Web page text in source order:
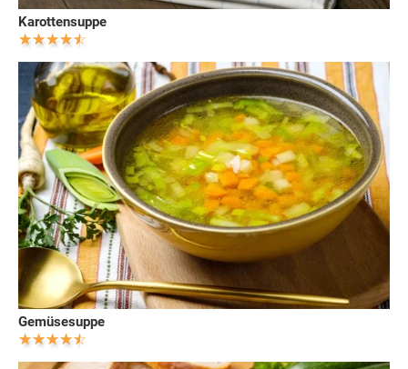
Karottensuppe
Gemüsesuppe